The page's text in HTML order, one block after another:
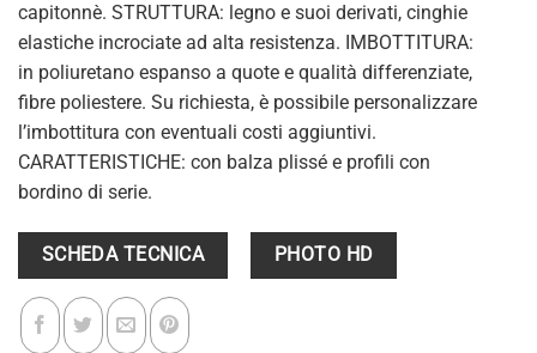
capitonnè. STRUTTURA: legno e suoi derivati, cinghie
elastiche incrociate ad alta resistenza. IMBOTTITURA:
in poliuretano espanso a quote e qualità differenziate,
fibre poliestere. Su richiesta, è possibile personalizzare
l’imbottitura con eventuali costi aggiuntivi.
CARATTERISTICHE: con balza plissé e profili con
bordino di serie.
SCHEDA TECNICA PHOTO HD